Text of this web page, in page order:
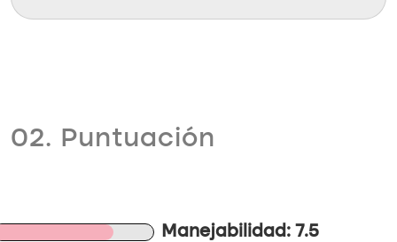
02. Puntuación
Manejabilidad: 7.5